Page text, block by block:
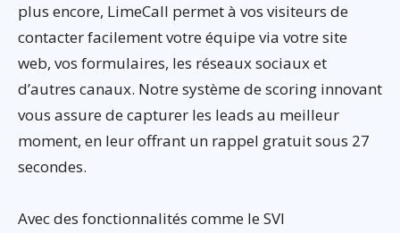
plus encore, LimeCall permet à vos visiteurs de
contacter facilement votre équipe via votre site
web, vos formulaires, les réseaux sociaux et
d’autres canaux. Notre système de scoring innovant
vous assure de capturer les leads au meilleur
moment, en leur offrant un rappel gratuit sous 27
secondes.
Avec des fonctionnalités comme le SVI